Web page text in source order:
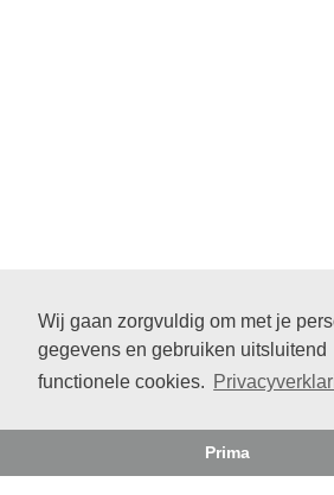
Wij gaan zorgvuldig om met je
gegevens en gebruiken uitsluitend
functionele cookies.
Prima